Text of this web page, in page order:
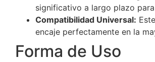
significativo a largo plazo
Compatibilidad Universal:
encaje perfectamente en la
Forma de Uso